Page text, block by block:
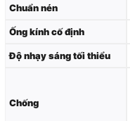
Chuẩn nén
Ống kính cố định
Độ nhạy sáng tối thiểu
Chống